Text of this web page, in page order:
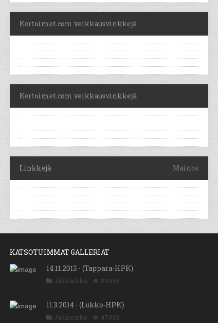
Kertoimet.com veikkausvinkkejä
Kertoimet.com veikkausvinkkejä
Linkkejä Mainos
KATSOTUIMMAT GALLERIAT
14.11.2013 - (Tappara-HPK)
Jääkiekko 89458
11.3.2014 - (Lukko-HPK)
Jääkiekko 47032